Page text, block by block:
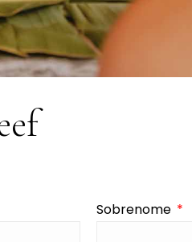
Sobrenome